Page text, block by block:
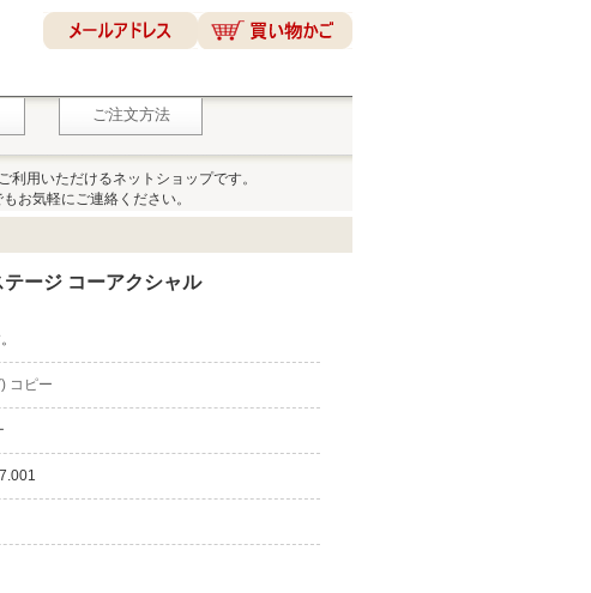
ご注文方法
用いただけるネットショップです。
お気軽にご連絡ください。
ージ コーアクシャル
コピー